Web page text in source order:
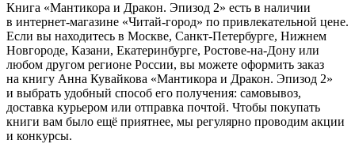
Книга «Мантикора и Дракон. Эпизод 2» есть в наличии
в интернет-магазине «Читай-город» по привлекательной цене.
Если вы находитесь в Москве, Санкт-Петербурге, Нижнем
Новгороде, Казани, Екатеринбурге, Ростове-на-Дону или
любом другом регионе России, вы можете оформить заказ
на книгу Анна Кувайкова «Мантикора и Дракон. Эпизод 2»
и выбрать удобный способ его получения: самовывоз,
доставка курьером или отправка почтой. Чтобы покупать
книги вам было ещё приятнее, мы регулярно проводим акции
и конкурсы.